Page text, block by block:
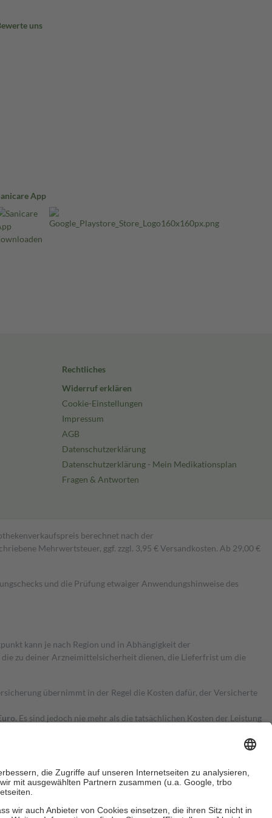
uns
App
Rechtliches
Widerruf erklären
Cookie-Einstellungen
Impressum
AGB
Datenschutzerklärung
Datenschutzerklärung - Mein Medikationsplan
Fragen & Antworten
berechnet nach der
Mehrwertsteuer, ggf. zzgl. 3,95 € Versandkosten. Ab 29,00 €
und die Prüfung etwaiger Anwendungshinweise des
kann je nach Region und in Abhängigkeit der
zu deiner Arzneimittelsicherheit dienen, die Lieferfrist um die
übernimmt in der Regel die Kosten dafür, der Versicherte
Es sind jedoch nie mehr als die tatsächlichen Kosten der Leistung
Zuzahlungen an bei: